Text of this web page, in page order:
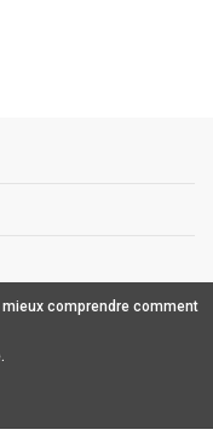
BORDEAUX
comprendre comment